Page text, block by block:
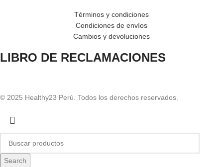
Términos y condiciones
Condiciones de envíos
Cambios y devoluciones
LIBRO DE RECLAMACIONES
© 2025 Healthy23 Perú. Todos los derechos reservados.
Search